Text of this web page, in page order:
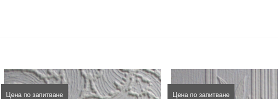
Цена по запитване Цена по запитване